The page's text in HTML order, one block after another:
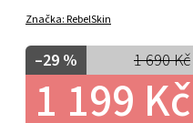
Značka:RebelSkin
1 690 Kč
–29 %
1 199 Kč